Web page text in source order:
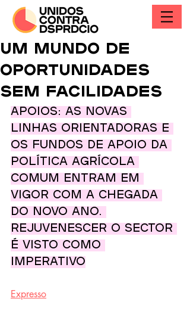
Um mundo de
oportunidades
sem facilidades
Apoios: as novas
linhas orientadoras e
os fundos de apoio da
Política Agrícola
Comum entram em
vigor com a chegada
do novo ano.
Rejuvenescer o sector
é visto como
imperativo
Expresso